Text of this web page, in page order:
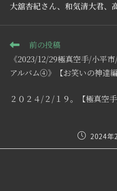
大舘杏紀さん、和気清大君、
そ
の
他
の
を
前の投稿
《2023/12/29極真空手/小平
アルバム④》【お笑いの神達編
２０２４/２/１９。【極真空
投
2024年